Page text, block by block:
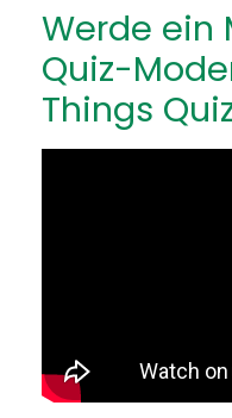
Werde
Quiz-
Things